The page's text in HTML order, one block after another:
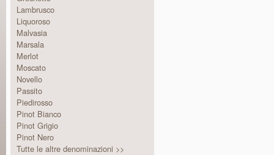
Lambrusco
Liquoroso
Malvasia
Marsala
Merlot
Moscato
Novello
Passito
Piedirosso
Pinot Bianco
Pinot Grigio
Pinot Nero
Tutte le altre denominazioni >>